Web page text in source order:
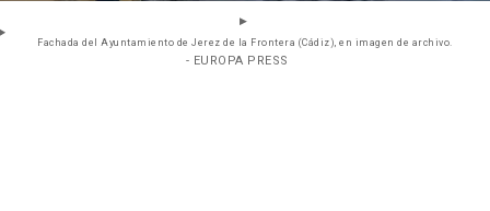
Fachada del Ayuntamiento de Jerez de la Frontera (Cádiz), en imagen de archivo.
- EUROPA PRESS